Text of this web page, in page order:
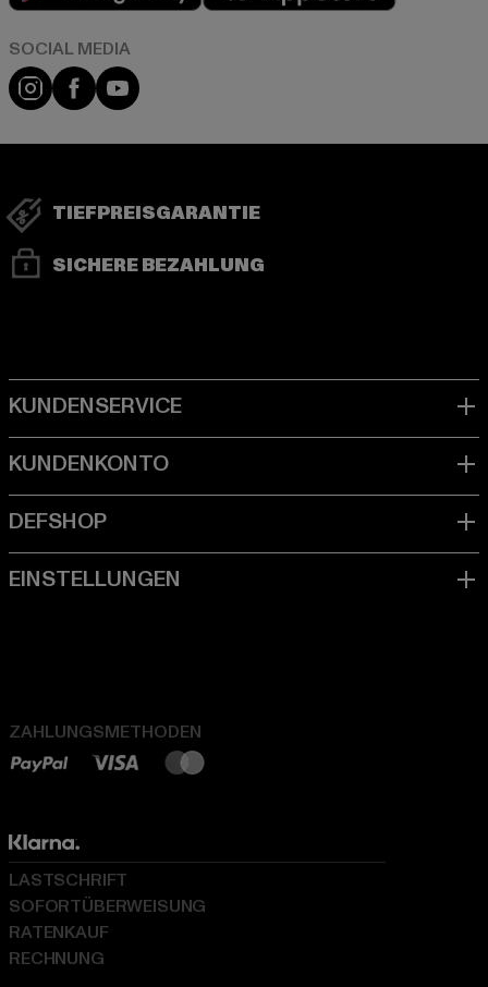
Instagram
FacebookYouTube
TIEFPREISGARANTIE
SICHERE BEZAHLUNG
ZAHLUNGSMETHODEN
LASTSCHRIFT
SOFORTÜBERWEISUNG
RATENKAUF
RECHNUNG